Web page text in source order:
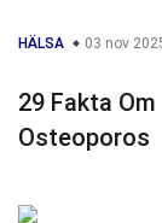
HÄLSA 03 nov
29 Fakta Om
Osteoporos